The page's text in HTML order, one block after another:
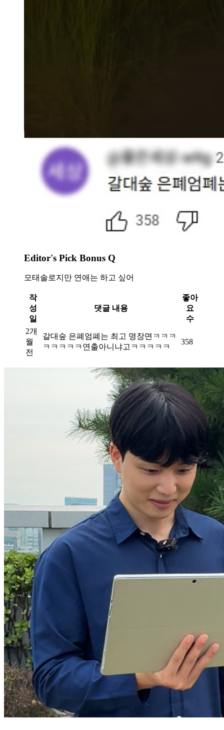
Editor's Pick Bonus Q
모태솔로지만 연애는 하고 싶어
작
성
일
댓글 내용
좋아
요
수
2개
월
전
갈대숲 은폐엄폐는 최고 명장면ㅋㅋㅋ
ㅋㅋㅋㅋㅋ연출아니냐고ㅋㅋㅋㅋㅋ
358